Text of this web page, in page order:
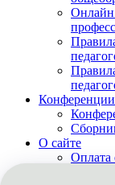
Онлайн
Конференции
О сайте
Оплата